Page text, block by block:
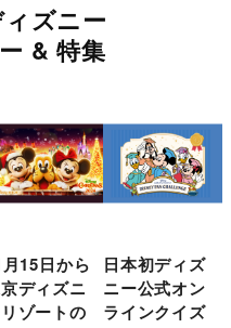
ズニー
& 特集
15日から
ディズニ
ゾートの
日本初ディズ
ニー公式オン
ラインクイズ